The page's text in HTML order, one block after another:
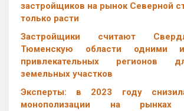
застройщиков на рынок Северной
только расти
Застройщики считают
Тюменскую области одними
привлекательных регионов
земельных участков
Эксперты: в 2023 году
монополизации на рынках